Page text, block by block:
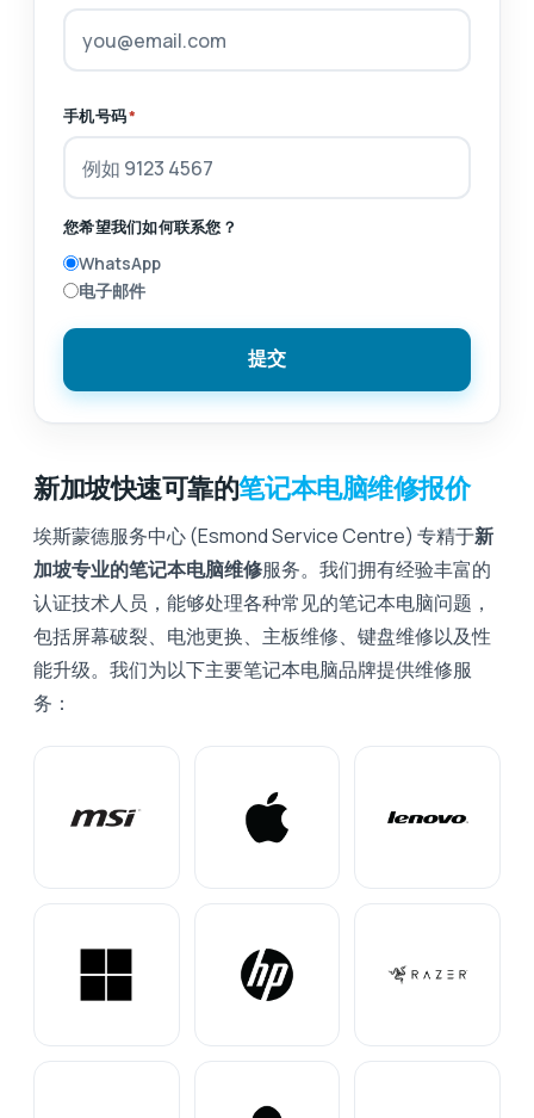
手机号码*
您希望我们如何联系您？
WhatsApp
电子邮件
提交
新加坡快速可靠的笔记本电脑维修报价
埃斯蒙德服务中心 (Esmond Service Centre) 专精于新
加坡专业的笔记本电脑维修服务。我们拥有经验丰富的
认证技术人员，能够处理各种常见的笔记本电脑问题，
包括屏幕破裂、电池更换、主板维修、键盘维修以及性
能升级。我们为以下主要笔记本电脑品牌提供维修服
务：